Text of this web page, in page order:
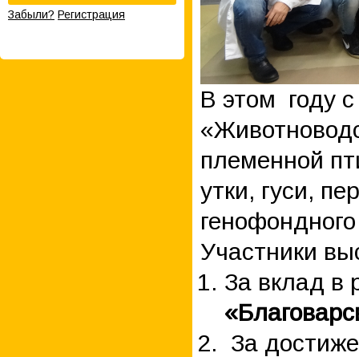
Забыли? Регистрация
В этом году
племенной
утки, гуси,
Участники
За вклад в
За